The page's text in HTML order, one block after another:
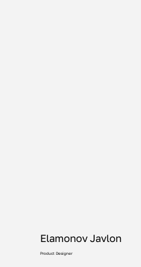
Product Designer
Elamonov Javlon